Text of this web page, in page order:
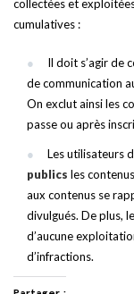
collectées et
cumulatives :
Il doit s’agir de
de communication
On exclut ainsi les
passe ou après
Les utilisateurs
publics les
aux contenus se
divulgués. De plus,
d’aucune
d’infractions.